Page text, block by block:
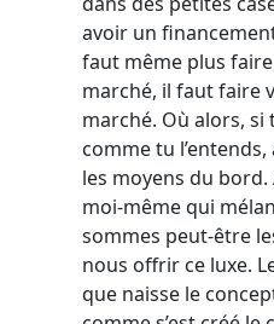
avoir un
faut même plus
marché, il faut faire
marché. Où alors,
comme tu
les moyens du bord.
moi-même qui
sommes peut-être
nous offrir ce luxe.
que naisse le